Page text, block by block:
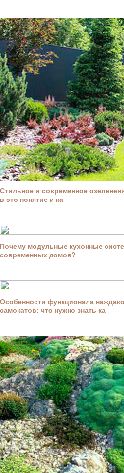
Стильное и современное
в это понятие и ка
Почему модульные кухонные
современных домов?
Особенности функционала
самокатов: что нужно знать ка